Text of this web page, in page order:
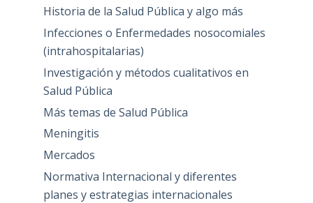
Historia de la Salud Pública y algo más
Infecciones o Enfermedades nosocomiales
(intrahospitalarias)
Investigación y métodos cualitativos en
Salud Pública
Más temas de Salud Pública
Meningitis
Mercados
Normativa Internacional y diferentes
planes y estrategias internacionales